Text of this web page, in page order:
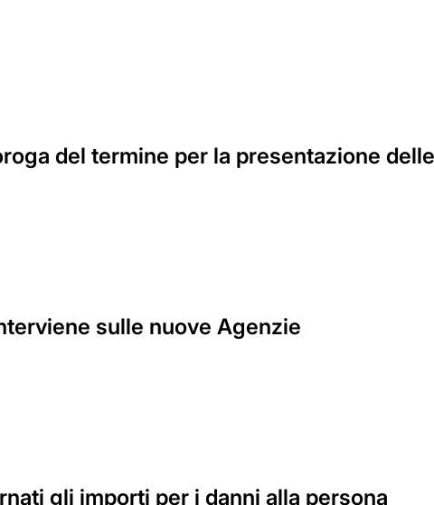
del termine per la presentazione
sulle nuove Agenzie
gli importi per i danni alla persona